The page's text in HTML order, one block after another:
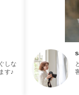
しな
す♪